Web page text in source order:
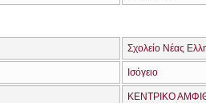
Σχολείο Νέας
Ισόγειο
ΚΕΝΤΡΙΚΟ